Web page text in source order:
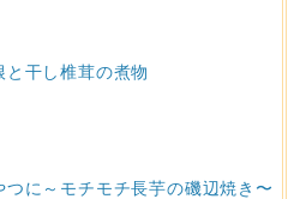
と干し椎茸の煮物
つに～モチモチ長芋の磯辺焼き〜